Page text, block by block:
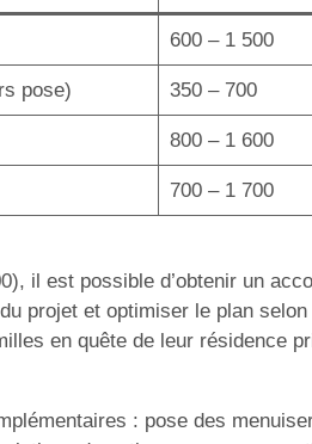
600 – 1 500
pose) 350 – 700
800 – 1 600
700 – 1 700
il est possible d’obtenir un
projet et optimiser le plan
en quête de leur résidence
: pose des